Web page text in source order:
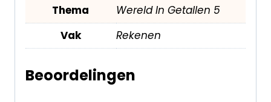
Thema
Wereld In Getallen 5
Vak
Rekenen
Beoordelingen